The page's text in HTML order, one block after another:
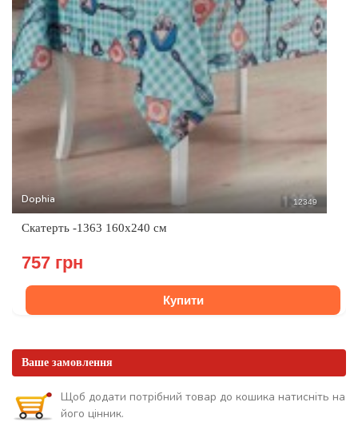
Dophia 12349
Скатерть -1363 160x240 см
757 грн
Купити
Ваше замовлення
Щоб додати потрібний товар до кошика натисніть на
його цінник.